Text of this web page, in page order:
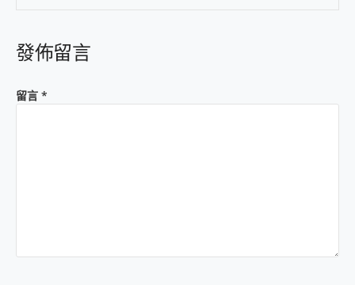
發佈留言
留言 *